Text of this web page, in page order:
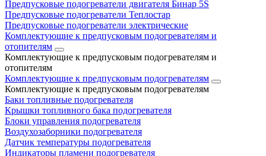
Предпусковые подогреватели двигателя Бинар 5S
Предпусковые подогреватели Теплостар
Предпусковые подогреватели электрические
Комплектующие к предпусковым подогревателям и
отопителям
Комплектующие к предпусковым подогревателям и
отопителям
Комплектующие к предпусковым подогревателям
Комплектующие к предпусковым подогревателям
Баки топливные подогревателя
Крышки топливного бака подогревателя
Блоки управления подогревателя
Воздухозаборники подогревателя
Датчик температуры подогревателя
Индикаторы пламени подогревателя